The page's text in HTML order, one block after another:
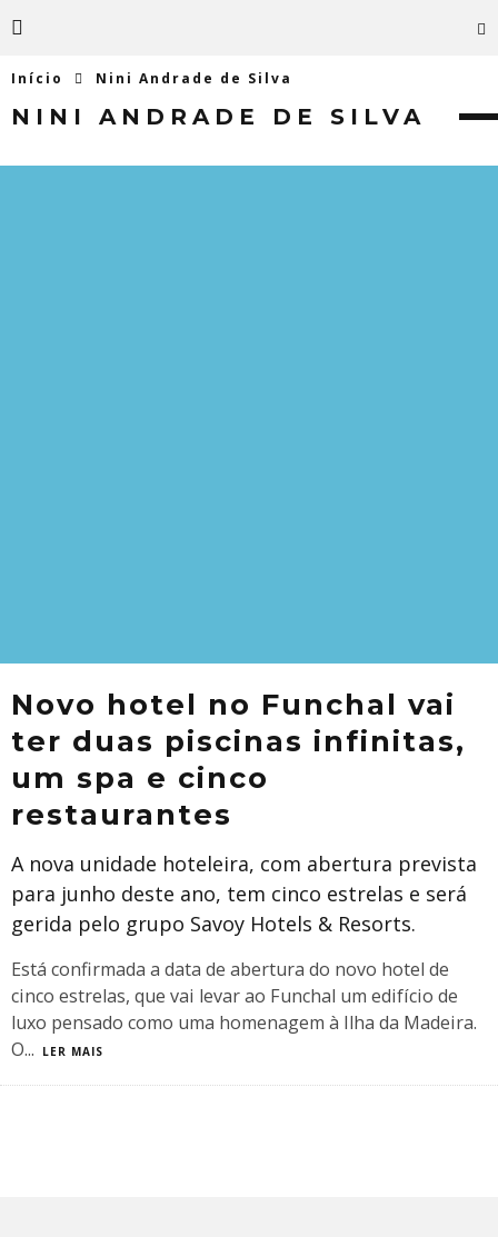
Início Nini Andrade de Silva
NINI ANDRADE DE SILVA
Novo hotel no Funchal vai
ter duas piscinas infinitas,
um spa e cinco
restaurantes
A nova unidade hoteleira, com abertura prevista
para junho deste ano, tem cinco estrelas e será
gerida pelo grupo Savoy Hotels & Resorts.
Está confirmada a data de abertura do novo hotel de
cinco estrelas, que vai levar ao Funchal um edifício de
luxo pensado como uma homenagem à Ilha da Madeira.
O... LER MAIS